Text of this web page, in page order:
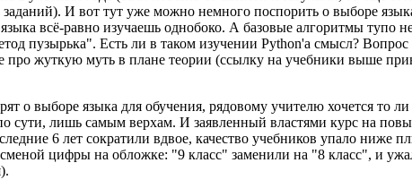
заданий). И вот тут уже можно немного поспорить о выборе
всё-равно изучаешь однобоко. А базовые алгоритмы тупо
пузырька". Есть ли в таком изучении Python'а смысл?
жуткую муть в плане теории (ссылку на учебники выше
о выборе языка для обучения, рядовому учителю хочется то
сути, лишь самым верхам. И заявленный властями курс на
6 лет сократили вдвое, качество учебников упало ниже
цифры на обложке: "9 класс" заменили на "8 класс", и